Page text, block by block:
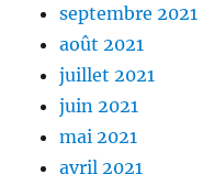
septembre 2021
août 2021
juillet 2021
juin 2021
mai 2021
avril 2021